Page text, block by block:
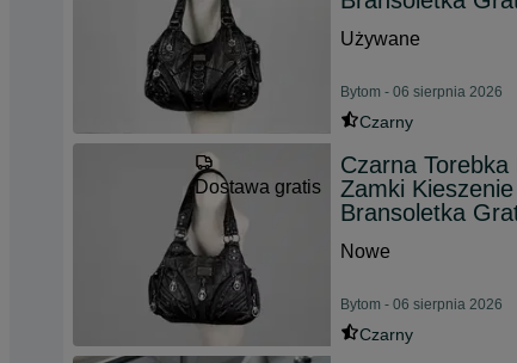
Używane
Bytom - 06 sierpnia 2026
Czarny
Dostawa gratis
Czarna
Zamki
Bransoletka
Nowe
Bytom - 06 sierpnia 2026
Czarny